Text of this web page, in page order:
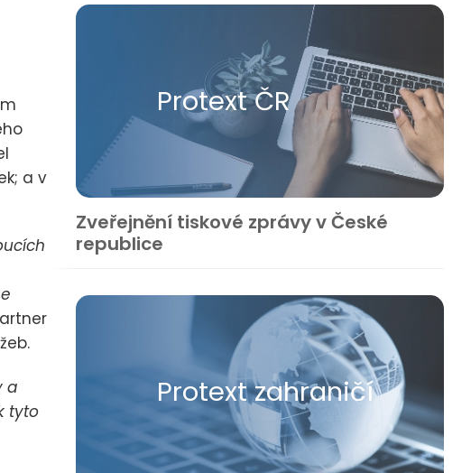
a v
a
tyto
Protext ČR
Zveřejnění tiskové zprávy v České
republice
Protext zahraničí